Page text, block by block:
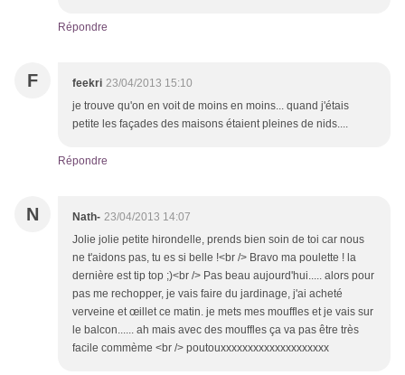
Répondre
F feekri 23/04/2013 15:10
je trouve qu'on en voit de moins en moins... quand j'étais
petite les façades des maisons étaient pleines de nids....
Répondre
N Nath- 23/04/2013 14:07
Jolie jolie petite hirondelle, prends bien soin de toi car nous
ne t'aidons pas, tu es si belle !<br /> Bravo ma poulette ! la
dernière est tip top ;)<br /> Pas beau aujourd'hui..... alors pour
pas me rechopper, je vais faire du jardinage, j'ai acheté
verveine et œillet ce matin. je mets mes mouffles et je vais sur
le balcon...... ah mais avec des mouffles ça va pas être très
facile commème <br /> poutouxxxxxxxxxxxxxxxxxxxx